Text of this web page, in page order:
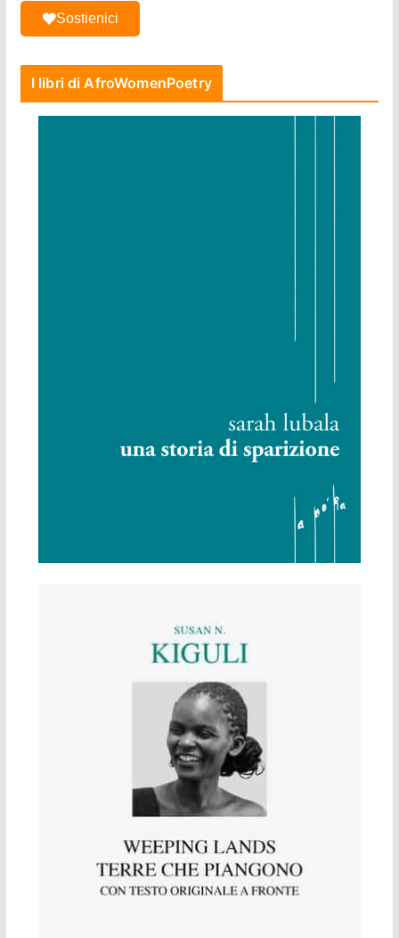
Sostienici
I libri di AfroWomenPoetry